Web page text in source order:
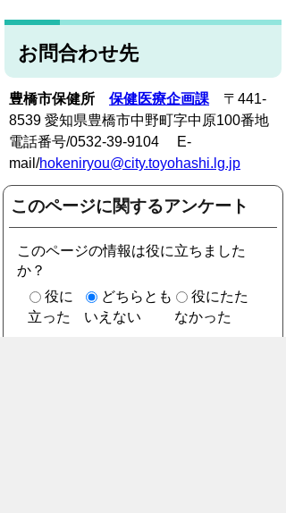
お問合わせ先
豊橋市保健所 保健医療企画課 〒441-
8539 愛知県豊橋市中野町字中原100番地
電話番号/0532-39-9104 E-
mail/hokeniryou@city.toyohashi.lg.jp
このページに関するアンケート
このページの情報は役に立ちました
か？
役に
立った
どちらとも
いえない
役にたた
なかった